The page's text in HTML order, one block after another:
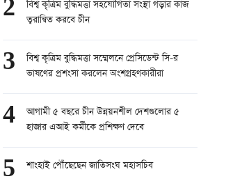
2
বিশ্ব কৃত্রিম বুদ্ধিমত্তা সহযোগিতা সংস্থা গড়ার কাজ
ত্বরান্বিত করবে চীন
3
বিশ্ব কৃত্রিম বুদ্ধিমত্তা সম্মেলনে প্রেসিডেন্ট সি-র
ভাষণের প্রশংসা করলেন অংশগ্রহণকারীরা
4
আগামী ৫ বছরে চীন উন্নয়নশীল দেশগুলোর ৫
হাজার এআই কর্মীকে প্রশিক্ষণ দেবে
5 শাংহাই পৌঁছেছেন জাতিসংঘ মহাসচিব